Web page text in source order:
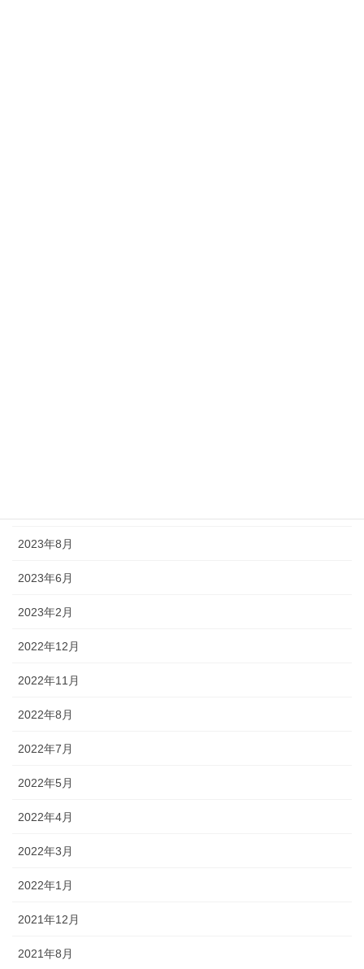
2023年8月
2023年6月
2023年2月
2022年12月
2022年11月
2022年8月
2022年7月
2022年5月
2022年4月
2022年3月
2022年1月
2021年12月
2021年8月